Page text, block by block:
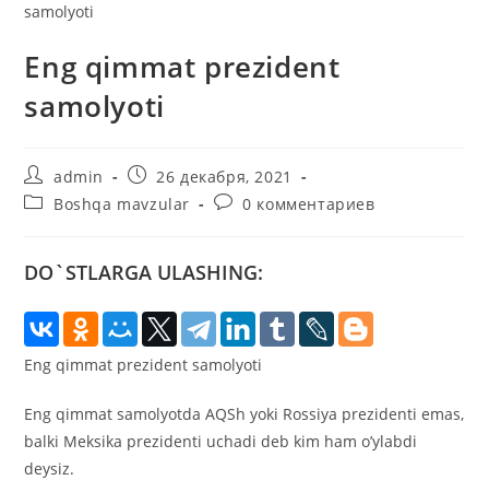
Eng qimmat prezident
samolyoti
Автор
записи:
admin
Запись
опубликована:
26 декабря, 2021
РубрикаBoshqa mavzular
Комментарии
0 комментариев
DO`STLARGA ULASHING:
Eng qimmat prezident samolyoti
Eng qimmat samolyotda AQSh yoki Rossiya prezidenti emas,
balki Meksika prezidenti uchadi deb kim ham o’ylabdi
deysiz.